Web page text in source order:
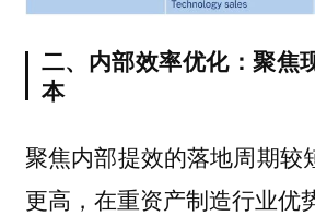
二、内部效率优化：聚焦
本
聚焦内部提效的落地周期较
更高，在重资产制造行业优